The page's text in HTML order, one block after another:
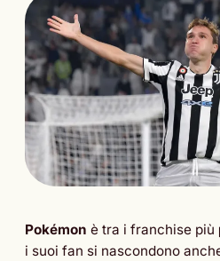
Pokémon è tra i franchise più
i suoi fan si nascondono